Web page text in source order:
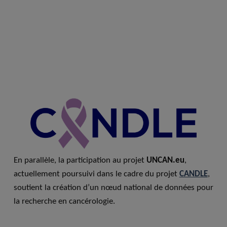
En parallèle, la participation au projet UNCAN.eu,
actuellement poursuivi dans le cadre du projet CANDLE,
soutient la création d’un nœud national de données pour
la recherche en cancérologie.